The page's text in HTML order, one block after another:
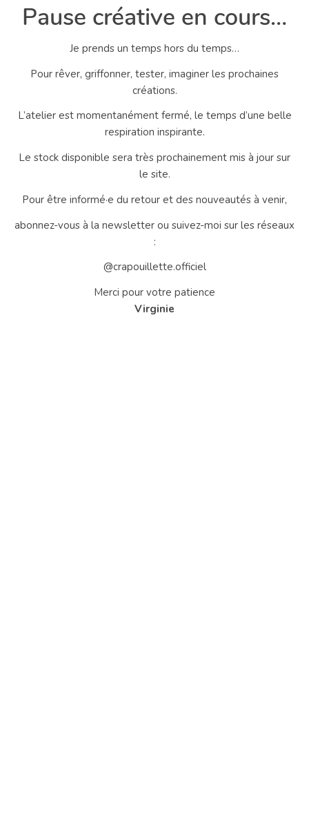
Pause créative en cours…
Je prends un temps hors du temps…
Pour rêver, griffonner, tester, imaginer les prochaines
créations.
L’atelier est momentanément fermé, le temps d’une belle
respiration inspirante.
Le stock disponible sera très prochainement mis à jour sur
le site.
Pour être informé·e du retour et des nouveautés à venir,
abonnez-vous à la newsletter ou suivez-moi sur les réseaux
:
@crapouillette.officiel
Merci pour votre patience
Virginie